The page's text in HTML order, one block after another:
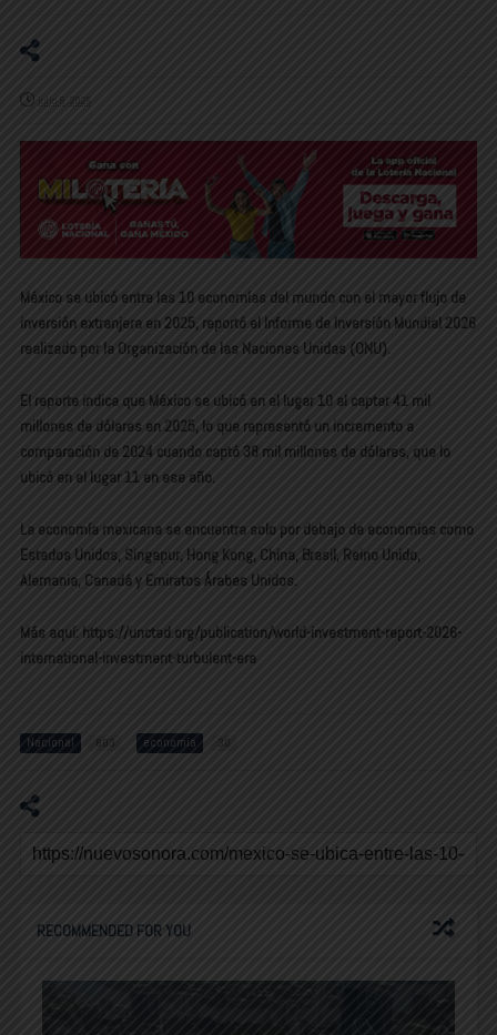
julio 8, 2026
México se ubicó entre las 10 economías del mundo con el mayor flujo de
inversión extranjera en 2025, reportó el Informe de Inversión Mundial 2026
realizado por la Organización de las Naciones Unidas (ONU).
El reporte indica que México se ubicó en el lugar 10 al captar 41 mil
millones de dólares en 2025, lo que representó un incremento a
comparación de 2024 cuando captó 38 mil millones de dólares, que lo
ubicó en el lugar 11 en ese año.
La economía mexicana se encuentra solo por debajo de economías como
Estados Unidos, Singapur, Hong Kong, China, Brasil, Reino Unido,
Alemania, Canadá y Emiratos Árabes Unidos.
Más aquí: https://unctad.org/publication/world-investment-report-2026-
international-investment-turbulent-era
Nacional 803 economía 30
RECOMMENDED FOR YOU